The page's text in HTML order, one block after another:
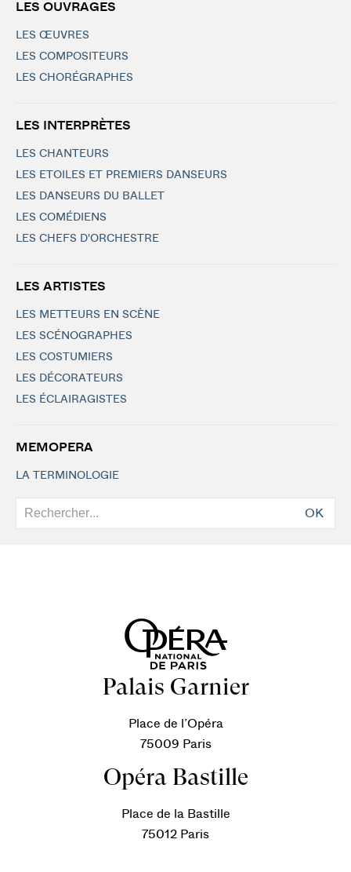
LES OUVRAGES
LES ŒUVRES
LES COMPOSITEURS
LES CHORÉGRAPHES
LES INTERPRÈTES
LES CHANTEURS
LES ETOILES ET PREMIERS DANSEURS
LES DANSEURS DU BALLET
LES COMÉDIENS
LES CHEFS D'ORCHESTRE
LES ARTISTES
LES METTEURS EN SCÈNE
LES SCÉNOGRAPHES
LES COSTUMIERS
LES DÉCORATEURS
LES ÉCLAIRAGISTES
MEMOPERA
LA TERMINOLOGIE
OK
Palais Garnier
Place de l’Opéra
75009 Paris
Opéra Bastille
Place de la Bastille
75012 Paris